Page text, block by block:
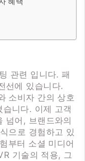
관련 입니다. 패
선에 있습니다.
소비자 간의 상호
니다. 이제 고객
넘어, 브랜드와의
으로 경험하고 있
부터 소셜 미디어
기술의 적용, 그